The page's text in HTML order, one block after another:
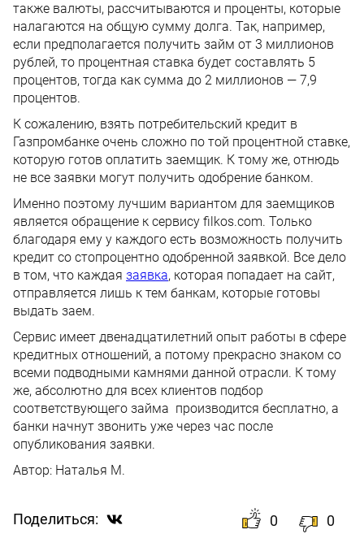
также валюты, рассчитываются и проценты, которые
налагаются на общую сумму долга. Так, например,
если предполагается получить займ от 3 миллионов
рублей, то процентная ставка будет составлять 5
процентов, тогда как сумма до 2 миллионов — 7,9
процентов.
К сожалению, взять потребительский кредит в
Газпромбанке очень сложно по той процентной ставке,
которую готов оплатить заемщик. К тому же, отнюдь
не все заявки могут получить одобрение банком.
Именно поэтому лучшим вариантом для заемщиков
является обращение к сервису filkos.com. Только
благодаря ему у каждого есть возможность получить
кредит со стопроцентно одобренной заявкой. Все дело
в том, что каждая заявка, которая попадает на сайт,
отправляется лишь к тем банкам, которые готовы
выдать заем.
Сервис имеет двенадцатилетний опыт работы в сфере
кредитных отношений, а потому прекрасно знаком со
всеми подводными камнями данной отрасли. К тому
же, абсолютно для всех клиентов подбор
соответствующего займа производится бесплатно, а
банки начнут звонить уже через час после
опубликования заявки.
Автор: Наталья М.
Поделиться: 0 0